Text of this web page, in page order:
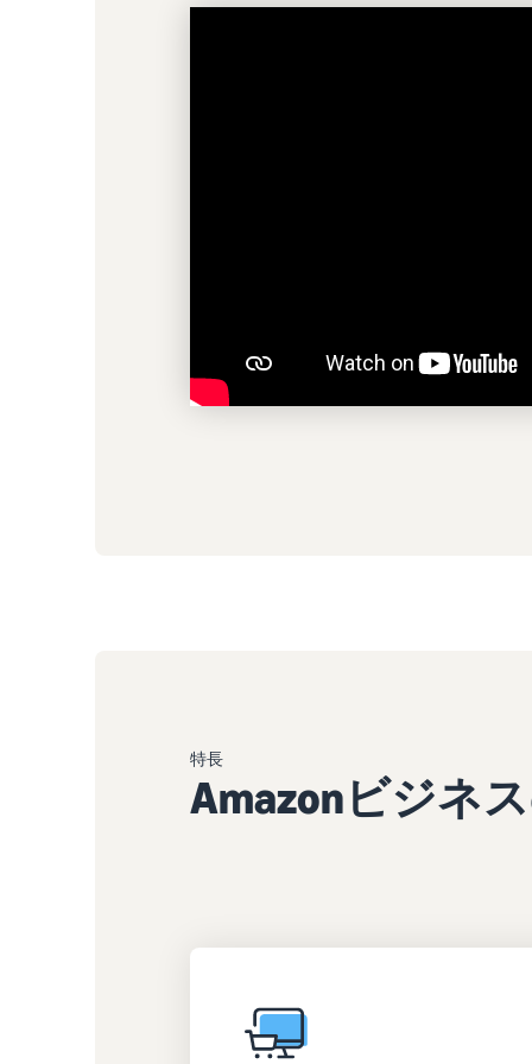
特長
Amazonビジネ